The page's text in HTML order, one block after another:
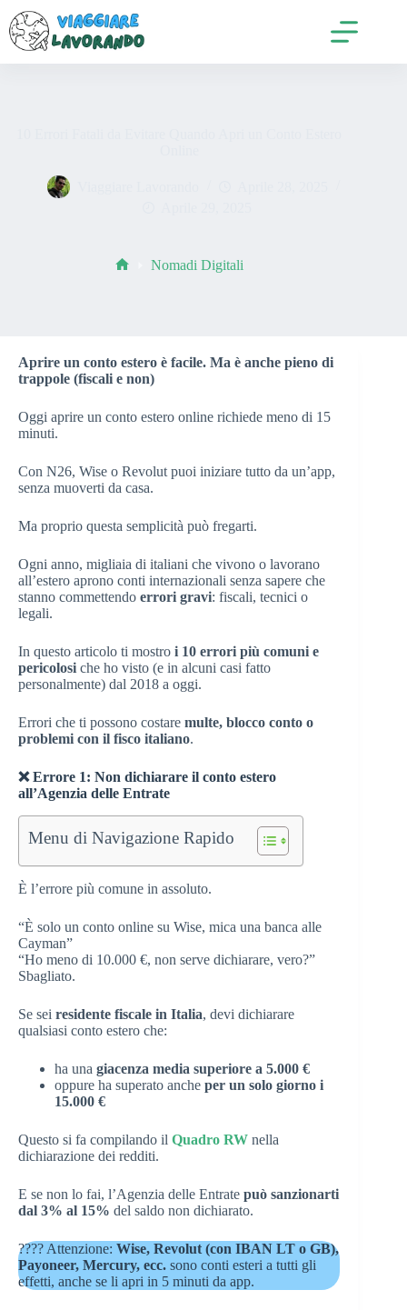
contenuto
Nomadi Digitali
Aprire un conto estero è facile. Ma è anche pieno di
trappole (fiscali e non)
Oggi aprire un conto estero online richiede meno di 15
minuti.
Con N26, Wise o Revolut puoi iniziare tutto da un’app,
senza muoverti da casa.
Ma proprio questa semplicità può fregarti.
Ogni anno, migliaia di italiani che vivono o lavorano
all’estero aprono conti internazionali senza sapere che
stanno commettendo errori gravi: fiscali, tecnici o
legali.
In questo articolo ti mostro i 10 errori più comuni e
pericolosi che ho visto (e in alcuni casi fatto
personalmente) dal 2018 a oggi.
Errori che ti possono costare multe, blocco conto o
problemi con il fisco italiano.
❌ Errore 1: Non dichiarare il conto estero
all’Agenzia delle Entrate
Menu di Navigazione Rapido
È l’errore più comune in assoluto.
“È solo un conto online su Wise, mica una banca alle
Cayman”
“Ho meno di 10.000 €, non serve dichiarare, vero?”
Sbagliato.
Se sei residente fiscale in Italia, devi dichiarare
qualsiasi conto estero che:
ha una giacenza media superiore a 5.000 €
oppure ha superato anche per un solo giorno i
15.000 €
Questo si fa compilando il Quadro RW nella
dichiarazione dei redditi.
E se non lo fai, l’Agenzia delle Entrate può sanzionarti
dal 3% al 15% del saldo non dichiarato.
???? Attenzione: Wise, Revolut (con IBAN LT o GB),
Payoneer, Mercury, ecc. sono conti esteri a tutti gli
effetti, anche se li apri in 5 minuti da app.